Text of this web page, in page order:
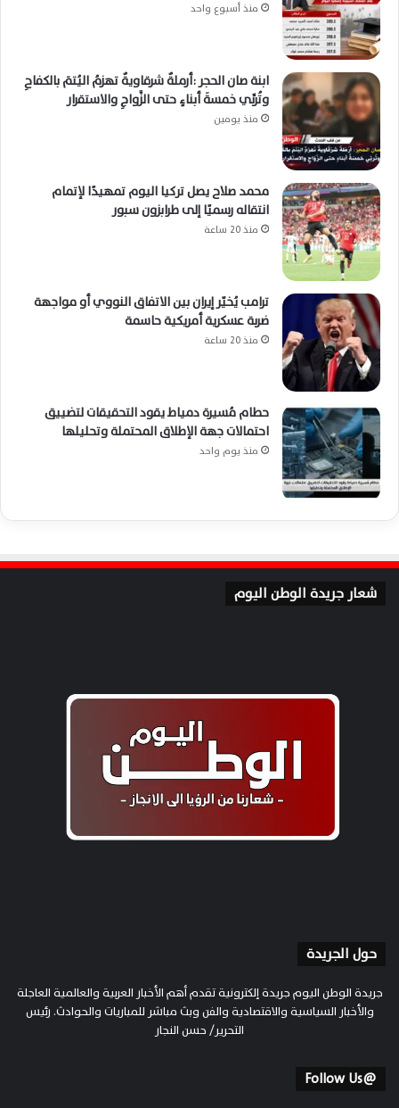
منذ أسبوع واحد
ابنة صان الحجر :أرملةٌ شرقاويةٌ تهزمُ اليُتمَ بالكفاحِ
وتُربِّي خمسةَ أبناءٍ حتى الزَّواجِ والاستقرار
منذ يومين
محمد صلاح يصل تركيا اليوم تمهيدًا لإتمام
انتقاله رسميًا إلى طرابزون سبور
منذ 20 ساعة
ترامب يُخيّر إيران بين الاتفاق النووي أو مواجهة
ضربة عسكرية أمريكية حاسمة
منذ 20 ساعة
حطام مُسيرة دمياط يقود التحقيقات لتضييق
احتمالات جهة الإطلاق المحتملة وتحليلها
منذ يوم واحد
شعار جريدة الوطن اليوم
حول الجريدة
جريدة الوطن اليوم جريدة إلكترونية تقدم أهم الأخبار العربية والعالمية العاجلة
والأخبار السياسية والاقتصادية والفن وبث مباشر للمباريات والحوادث. رئيس
التحرير/ حسن النجار
@Follow Us